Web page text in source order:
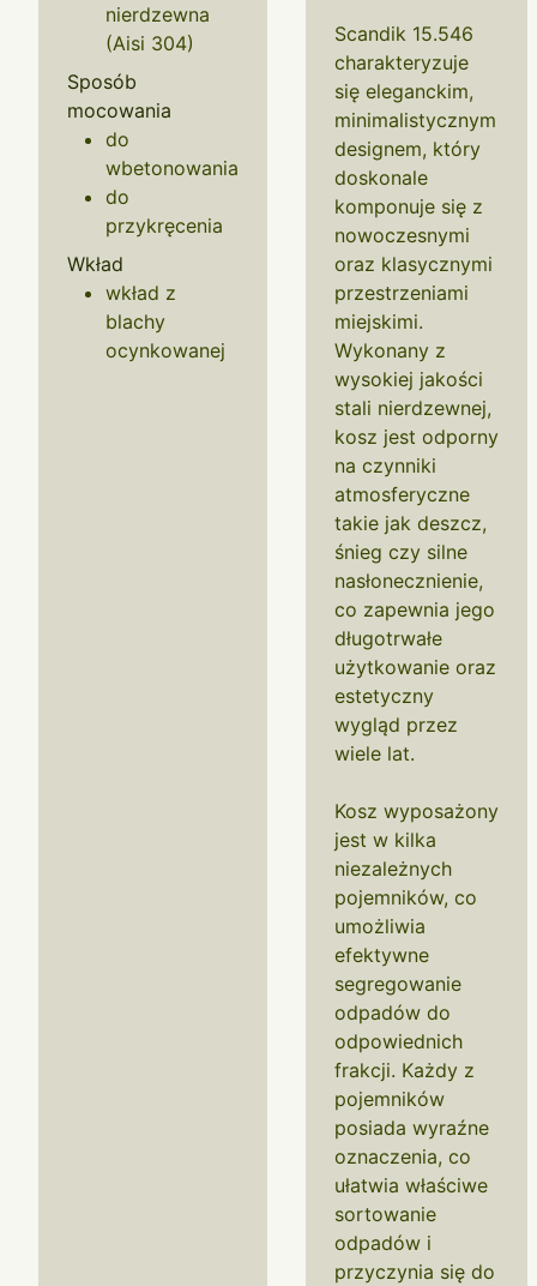
nierdzewna
(Aisi 304)
Sposób
mocowania
do
wbetonowania
do
przykręcenia
Wkład
wkład z
blachy
ocynkowanej
Scandik 15.546
charakteryzuje
się eleganckim,
minimalistycznym
designem, który
doskonale
komponuje się z
nowoczesnymi
oraz klasycznymi
przestrzeniami
miejskimi.
Wykonany z
wysokiej jakości
stali nierdzewnej,
kosz jest odporny
na czynniki
atmosferyczne
takie jak deszcz,
śnieg czy silne
nasłonecznienie,
co zapewnia jego
długotrwałe
użytkowanie oraz
estetyczny
wygląd przez
wiele lat.
Kosz wyposażony
jest w kilka
niezależnych
pojemników, co
umożliwia
efektywne
segregowanie
odpadów do
odpowiednich
frakcji. Każdy z
pojemników
posiada wyraźne
oznaczenia, co
ułatwia właściwe
sortowanie
odpadów i
przyczynia się do